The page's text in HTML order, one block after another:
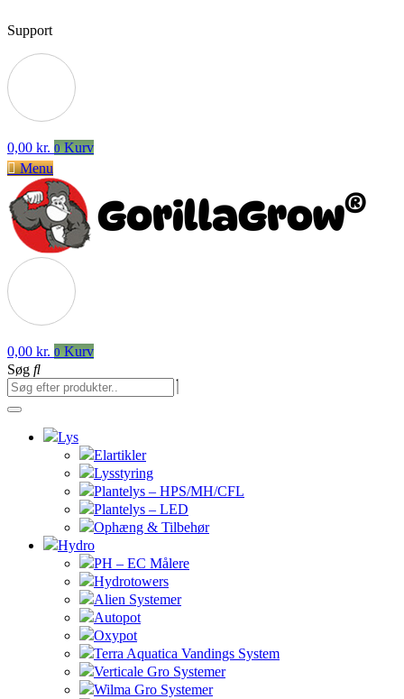
Support
0,00 kr. 0 Kurv
Menu
0,00 kr. 0 Kurv
Søg
Lys
Elartikler
Lysstyring
Plantelys – HPS/MH/CFL
Plantelys – LED
Ophæng & Tilbehør
Hydro
PH – EC Målere
Hydrotowers
Alien Systemer
Autopot
Oxypot
Terra Aquatica Vandings System
Verticale Gro Systemer
Wilma Gro Systemer